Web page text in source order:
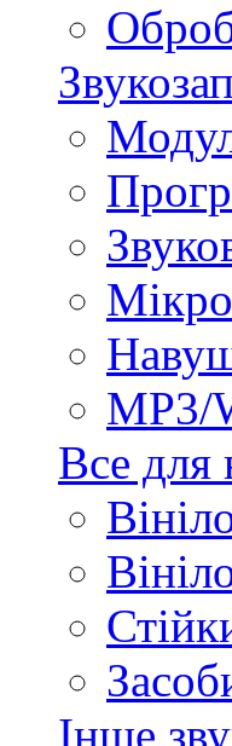
MP3/
Все для
Інше